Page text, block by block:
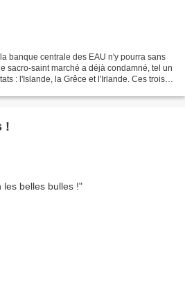
banque centrale des EAU n'y pourra sans
sacro-saint marché a déjà condamné, tel un
: l'Islande, la Grêce et l'Irlande. Ces trois
!